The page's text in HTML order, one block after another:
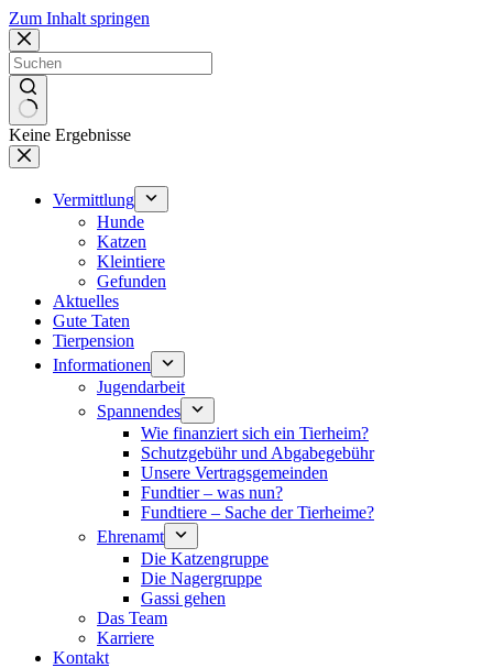
Zum Inhalt springen
Keine Ergebnisse
Vermittlung
Hunde
Katzen
Kleintiere
Gefunden
Aktuelles
Gute Taten
Tierpension
Informationen
Jugendarbeit
Spannendes
Wie finanziert sich ein Tierheim?
Schutzgebühr und Abgabegebühr
Unsere Vertragsgemeinden
Fundtier – was nun?
Fundtiere – Sache der Tierheime?
Ehrenamt
Die Katzengruppe
Die Nagergruppe
Gassi gehen
Das Team
Karriere
Kontakt